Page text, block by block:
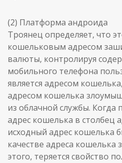
(2) Платформа андроида
Троянец определяет, что
кошельковым адресом
валюты, контролируя
мобильного телефона
является адресом
адресом кошелька
из облачной службы. Когда
адрес кошелька в столбец
исходный адрес кошелька
качестве адреса кошелька
этого, теряется свойство